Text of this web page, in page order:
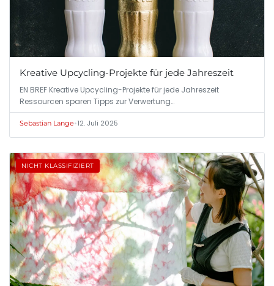
Kreative Upcycling-Projekte für jede Jahreszeit
EN BREF Kreative Upcycling-Projekte für jede Jahreszeit
Ressourcen sparen Tipps zur Verwertung…
Sebastian Lange•12. Juli 2025
NICHT KLASSIFIZIERT